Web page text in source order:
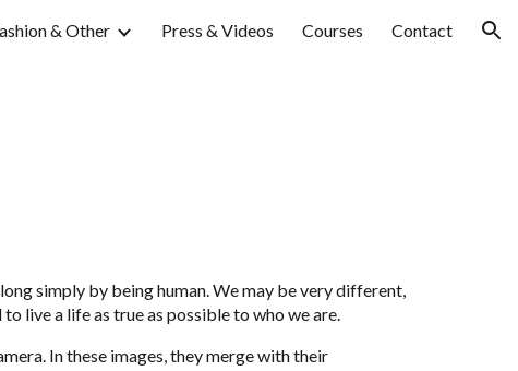
& Other Press & Videos Courses Contact
simply by being human. We may be very different,
live a life as true as possible to who we are.
In these images, they merge with their